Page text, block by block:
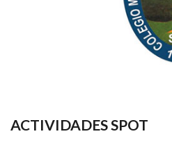
ACTIVIDADES SPOT